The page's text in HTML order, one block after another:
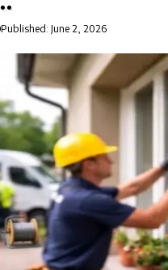
Published: June 2, 2026